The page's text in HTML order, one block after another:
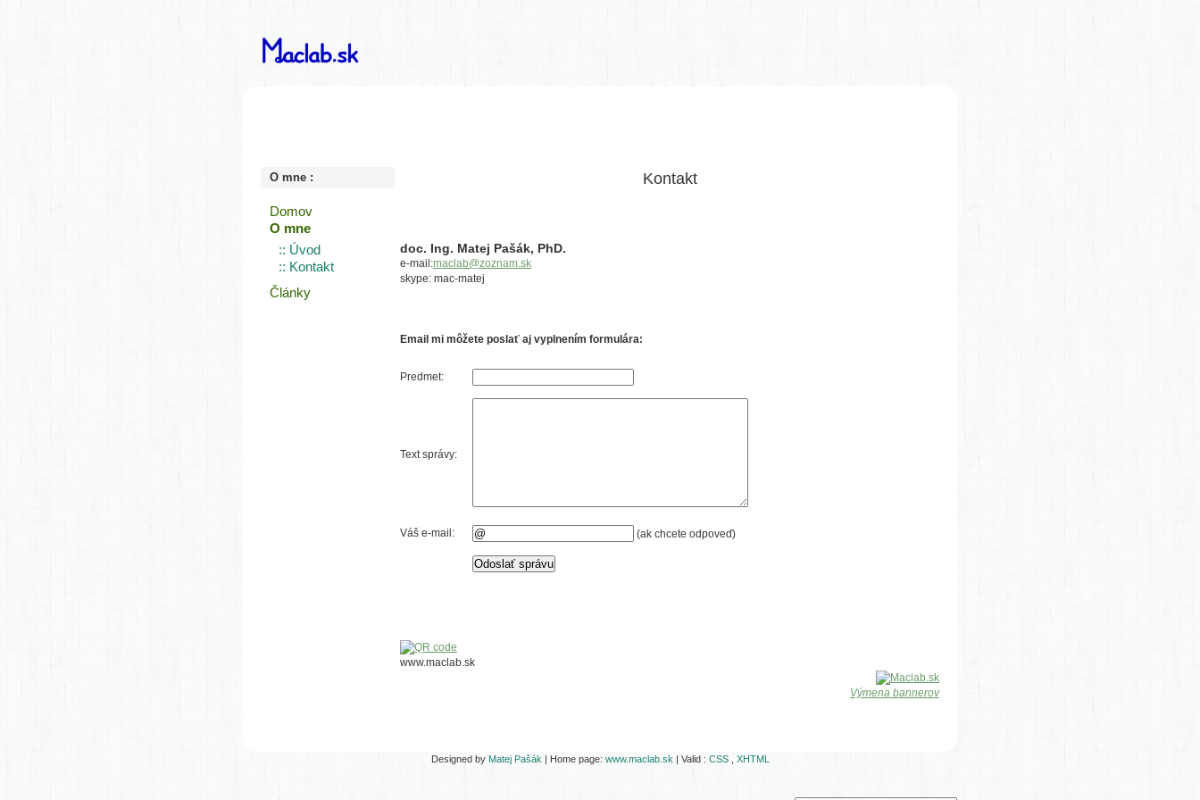
Kontakt
doc. Ing. Matej Pašák, PhD.
e-mail:maclab@zoznam.sk
skype: mac-matej
Email mi môžete poslať aj vyplnením formulára:
Predmet:
Text správy:
Váš e-mail: (ak chcete odpoveď)
www.maclab.sk
Výmena bannerov
O mne :
Domov
O mne
:: Úvod
:: Kontakt
Články
Designed by Matej Pašák | Home page: www.maclab.sk | Valid : CSS, XHTML